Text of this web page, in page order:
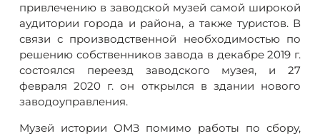
привлечению в заводской музей самой широкой
аудитории города и района, а также туристов. В
связи с производственной необходимостью по
решению собственников завода в декабре 2019 г.
состоялся переезд заводского музея, и 27
февраля 2020 г. он открылся в здании нового
заводоуправления.
Музей истории ОМЗ помимо работы по сбору,